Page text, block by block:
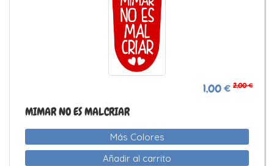
1,00 € 2,00 €
MIMAR NO ES MALCRIAR
Más Colores
Añadir al carrito